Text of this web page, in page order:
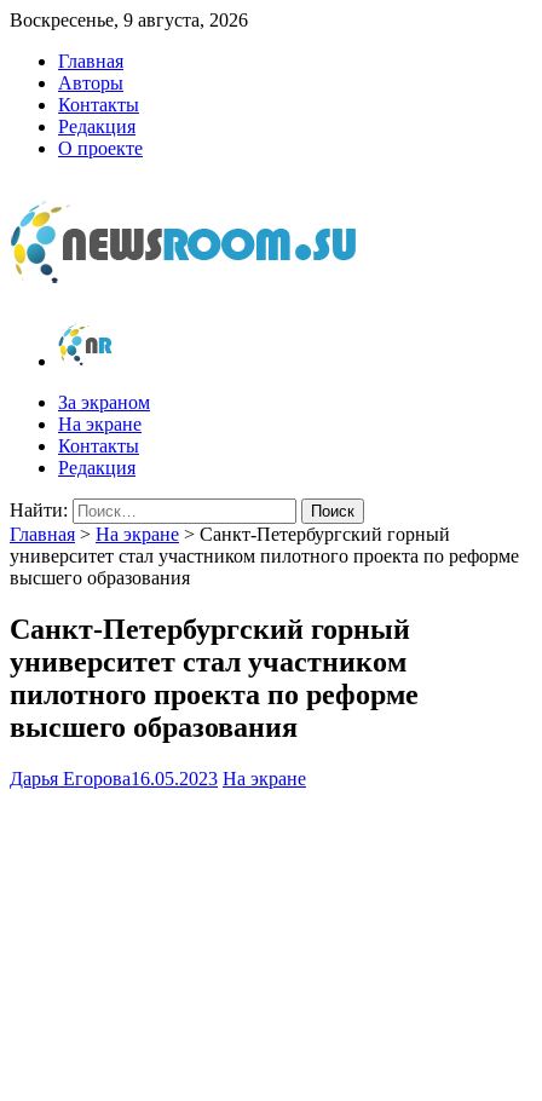
Воскресенье, 9 августа, 2026
Главная
Авторы
Контакты
Редакция
О проекте
newsroom.su
Новости о новостях
За экраном
На экране
Контакты
Редакция
Найти:
Главная > На экране > Санкт-Петербургский горный
университет стал участником пилотного проекта по реформе
высшего образования
Санкт-Петербургский горный
университет стал участником
пилотного проекта по реформе
высшего образования
Дарья Егорова16.05.2023 На экране